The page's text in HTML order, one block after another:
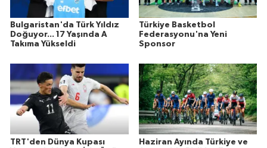
Bulgaristan'da Türk Yıldız
Doğuyor... 17 Yaşında A
Takıma Yükseldi
Türkiye Basketbol
Federasyonu'na Yeni
Sponsor
TRT'den Dünya Kupası
Haziran Ayında Türkiye ve